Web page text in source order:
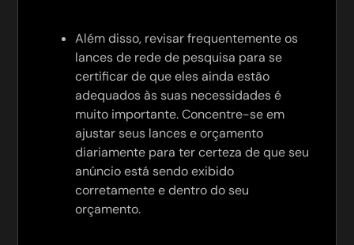
Além disso, revisar frequentemente os
lances de rede de pesquisa para se
certificar de que eles ainda estão
adequados às suas necessidades é
muito importante. Concentre-se em
ajustar seus lances e orçamento
diariamente para ter certeza de que seu
anúncio está sendo exibido
corretamente e dentro do seu
orçamento.